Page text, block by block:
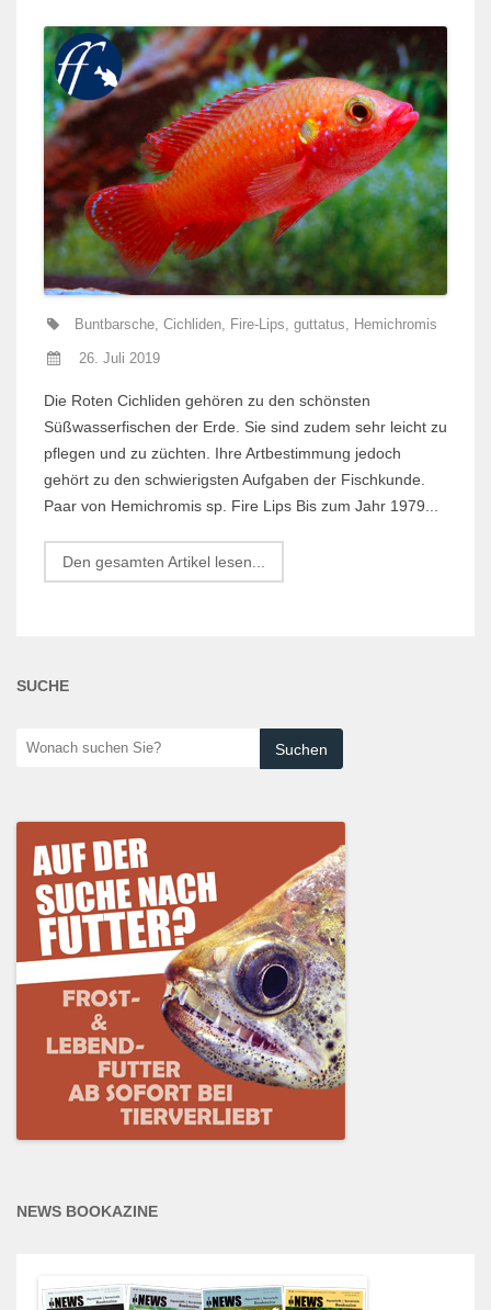
Buntbarsche, Cichliden, Fire-Lips, guttatus, Hemichromis
26. Juli 2019
Die Roten Cichliden gehören zu den schönsten
Süßwasserfischen der Erde. Sie sind zudem sehr leicht zu
pflegen und zu züchten. Ihre Artbestimmung jedoch
gehört zu den schwierigsten Aufgaben der Fischkunde.
Paar von Hemichromis sp. Fire Lips Bis zum Jahr 1979...
Den gesamten Artikel lesen...
SUCHE
Wonach
NEWS BOOKAZINE